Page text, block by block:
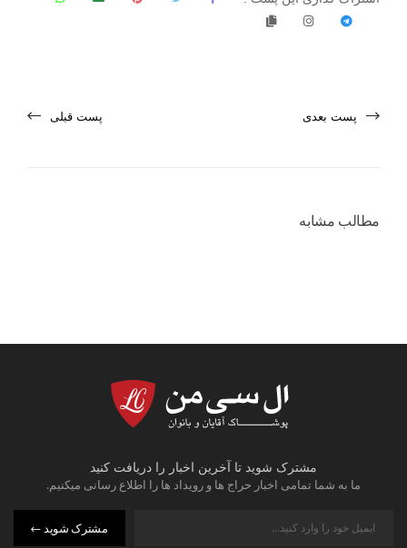
پست قبلی پست بعدی
مطالب مشابه
مشترک شوید تا آخرین اخبار را دریافت کنید
ما به شما تمامی اخبار حراج ها و رویداد ها را اطلاع رسانی میکنیم.
مشترک شوید